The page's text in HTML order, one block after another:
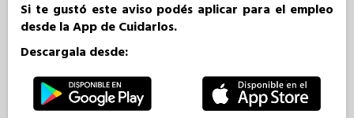
Si te gustó este aviso podés aplicar para el empleo
desde la App de Cuidarlos.
Descargala desde: